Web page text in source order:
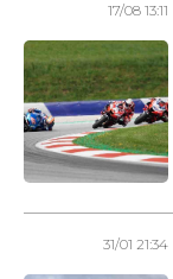
17/08 13:11
31/01 21:34